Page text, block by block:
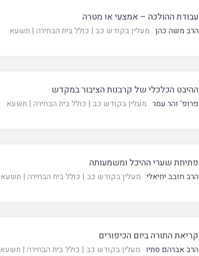
עבודת ההולכה – אמצעי או מטרה
הרב משה כהן מעלין בקודש כב | כולל בית הבחירה | תשעא
ההיבט הכלכלי של קרבנות הציבור במקדש
פרופ' זהר עמר מעלין בקודש כב | כולל בית הבחירה | תשעא
פתיחת שערי ההיכל ומשמעותה
הרב חובב יחיאלי מעלין בקודש כב | כולל בית הבחירה | תשעא
קריאת התורה ביום הכיפורים
הרב אברהם סתיו מעלין בקודש כב | כולל בית הבחירה | תשעא